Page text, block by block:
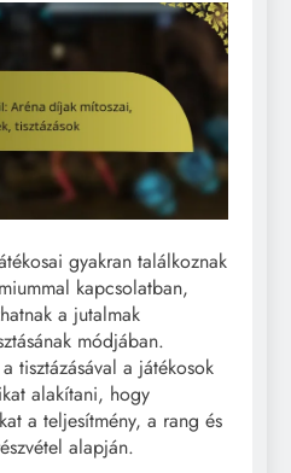
gyakran találkoznak
kapcsolatban,
a jutalmak
módjában.
tisztázásával a játékosok
alakítani, hogy
a teljesítmény, a rang és
alapján.